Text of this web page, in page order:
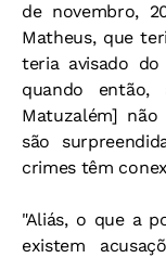
de novembro,
Matheus, que
teria avisado
quando
Matuzalém]
são
crimes têm
"Aliás, o que a
existem